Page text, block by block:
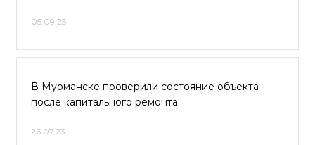
05.09.25
В Мурманске проверили состояние объекта
после капитального ремонта
26.07.23